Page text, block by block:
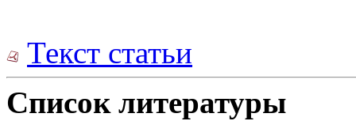
Текст статьи
Список литературы